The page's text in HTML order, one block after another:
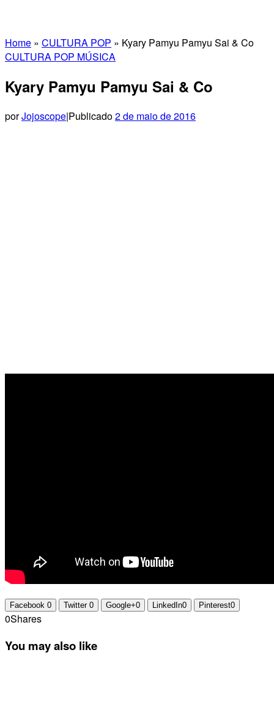
Home » CULTURA POP » Kyary Pamyu Pamyu Sai & Co
CULTURA POP MÚSICA
Kyary Pamyu Pamyu Sai & Co
porJojoscope|Publicado2 de maio de 2016
Facebook 0 Twitter 0 Google+0 LinkedIn0 Pinterest0
0Shares
You may also like